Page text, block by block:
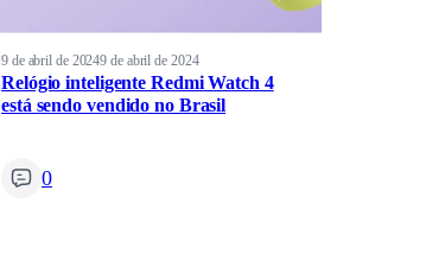
9 de abril de 20249 de abril de 2024
Relógio inteligente Redmi Watch 4
está sendo vendido no Brasil
0